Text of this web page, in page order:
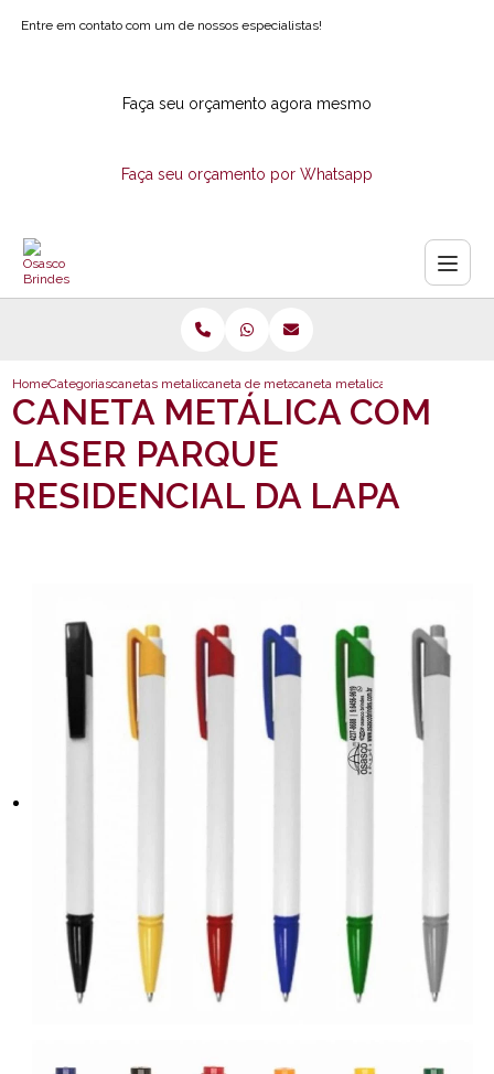
Entre em contato com um de nossos especialistas!
Faça seu orçamento agora mesmo
Faça seu orçamento por Whatsapp
HomeCategoriascanetas metalicascaneta de metal personalizada
caneta metalica com laser
CANETA METÁLICA COM
LASER PARQUE
RESIDENCIAL DA LAPA